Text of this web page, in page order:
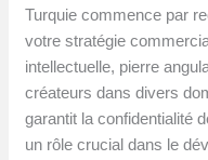
Turquie commence par
votre stratégie
intellectuelle, pierre
créateurs dans divers
garantit la confidentialité
un rôle crucial dans le